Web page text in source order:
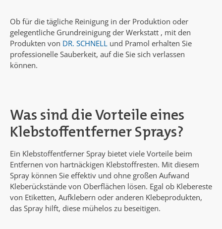
Ob für die tägliche Reinigung in der Produktion oder
gelegentliche Grundreinigung der Werkstatt , mit den
Produkten von DR. SCHNELL und Pramol erhalten Sie
professionelle Sauberkeit, auf die Sie sich verlassen
können.
Was sind die Vorteile eines
Klebstoffentferner Sprays?
Ein Klebstoffentferner Spray bietet viele Vorteile beim
Entfernen von hartnäckigen Klebstoffresten. Mit diesem
Spray können Sie effektiv und ohne großen Aufwand
Kleberückstände von Oberflächen lösen. Egal ob Klebereste
von Etiketten, Aufklebern oder anderen Klebeprodukten,
das Spray hilft, diese mühelos zu beseitigen.